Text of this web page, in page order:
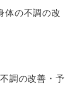
体の不調の改
調の改善・予